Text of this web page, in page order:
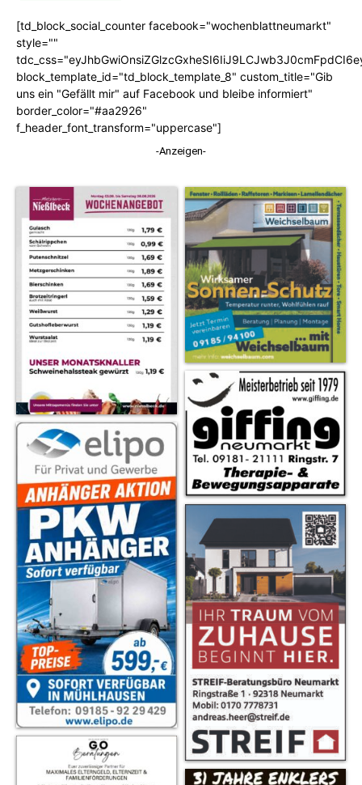
[td_block_social_counter facebook="wochenblattneumarkt"
style=""
block_template_id="td_block_template_8" custom_title="Gib
uns ein "Gefällt mir" auf Facebook und bleibe informiert"
border_color="#aa2926"
f_header_font_transform="uppercase"]
-Anzeigen-